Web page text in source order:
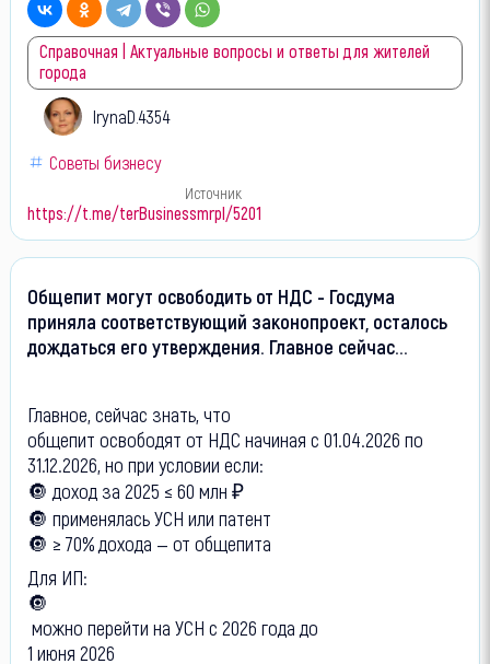
Справочная | Актуальные вопросы и ответы для жителей
города
IrynaD.4354
Советы бизнесу
Источник
https://t.me/terBusinessmrpl/5201
Общепит могут освободить от НДС - Госдума
приняла соответствующий законопроект, осталось
дождаться его утверждения. Главное сейчас...
Главное, сейчас знать, что
общепит освободят от НДС начиная с 01.04.2026 по
31.12.2026, но при условии если:
🔘 доход за 2025 ≤ 60 млн ₽
🔘 применялась УСН или патент
🔘 ≥ 70% дохода — от общепита
Для ИП:
🔘
можно перейти на УСН с 2026 года до
1 июня 2026